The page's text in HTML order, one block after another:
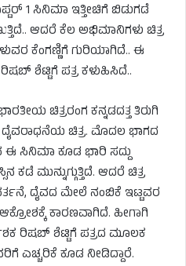
1 ಸಿನಿಮಾ ಇತ್ತೀಚಿಗೆ ಬಿಡುಗಡೆ
ಆದರೆ ಕೆಲ ಅಭಿಮಾನಿಗಳು ಚಿತ್ರ
ಕೆಂಗಣ್ಣಿಗೆ ಗುರಿಯಾಗಿದೆ.. ಈ
ಶೆಟ್ಟಿಗೆ ಪತ್ರ ಕಳುಹಿಸಿದೆ..
ಚಿತ್ರರಂಗ ಕನ್ನಡದತ್ತ ತಿರುಗಿ
ಚಿತ್ರ. ಮೊದಲ ಭಾಗದ
ಸಿನಿಮಾ ಕೂಡ ಭಾರಿ ಸದ್ದು
ಕಡೆ ಮುನ್ನುಗ್ಗುತ್ತಿದೆ. ಆದರೆ ಚಿತ್ರ
ದೈವದ ಮೇಲೆ ನಂಬಿಕೆ ಇಟ್ಟವರ
ಕಾರಣವಾಗಿದೆ. ಹೀಗಾಗಿ
ರಿಷಬ್ ಶೆಟ್ಟಿಗೆ ಪತ್ರದ ಮೂಲಕ
ಎಚ್ಚರಿಕೆ ಕೂಡ ನೀಡಿದ್ದಾರೆ.